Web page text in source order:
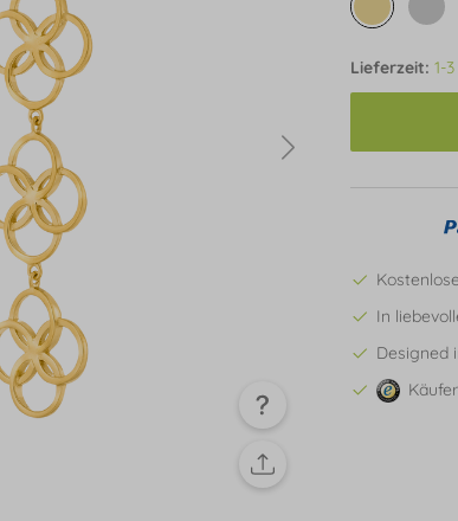
Lieferzeit: 1-
In
Designed